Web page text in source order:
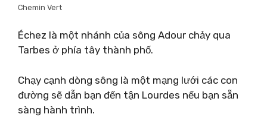
Chemin Vert
Échez là một nhánh của sông Adour chảy qua
Tarbes ở phía tây thành phố.
Chạy cạnh dòng sông là một mạng lưới các con
đường sẽ dẫn bạn đến tận Lourdes nếu bạn sẵn
sàng hành trình.